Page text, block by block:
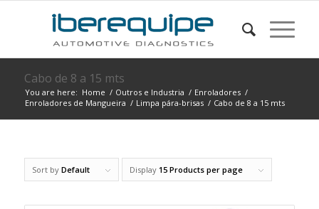
Cabo de 8 a 15 mts
You are here: Home / Outros e Industria / Enroladores /
Enroladores de Mangueira / Limpa pára-brisas / Cabo de 8 a 15 mts
Sort by Default Display 15 Products per page